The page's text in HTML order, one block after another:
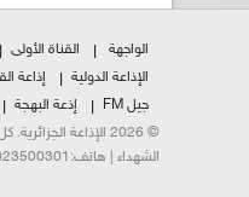
الواجهة القناة الأولى
الإذاعة الدولية
إذاعة
جيل FM
إذعة البهجة
الشهداء | هاتف:023500301 | فاكس:021230823/25